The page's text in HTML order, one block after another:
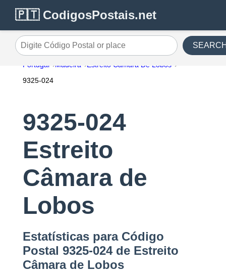
🇵🇹 CodigosPostais.net
Digite Código Postal or place
Portugal Madeira
Estreito Câmara De Lobos
9325-024
9325-024
Estreito
Câmara de
Lobos
Estatísticas para Código
Postal 9325-024 de Estreito
Câmara de Lobos